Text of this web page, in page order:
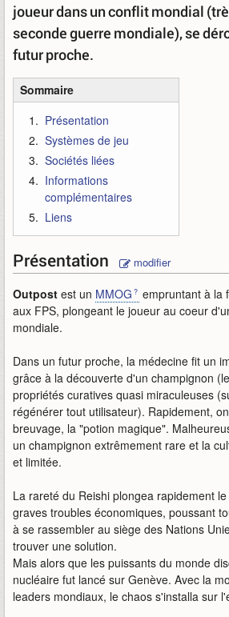
joueur dans un conflit mondial
seconde guerre mondiale), se
futur proche.
Sommaire
Présentation
Systèmes de jeu
Sociétés liées
Informations
complémentaires
Liens
Présentation modifier
Outpost est un MMOG
empruntant à la
aux FPS, plongeant le joueur au coeur
mondiale.
Dans un futur proche, la médecine fit un
grâce à la découverte d'un champignon
propriétés curatives quasi miraculeuses
régénérer tout utilisateur). Rapidement,
breuvage, la "potion magique".
un champignon extrêmement rare et la
et limitée.
La rareté du Reishi plongea rapidement
graves troubles économiques, poussant
à se rassembler au siège des Nations
trouver une solution.
Mais alors que les puissants du monde
nucléaire fut lancé sur Genève. Avec la
leaders mondiaux, le chaos s'installa sur